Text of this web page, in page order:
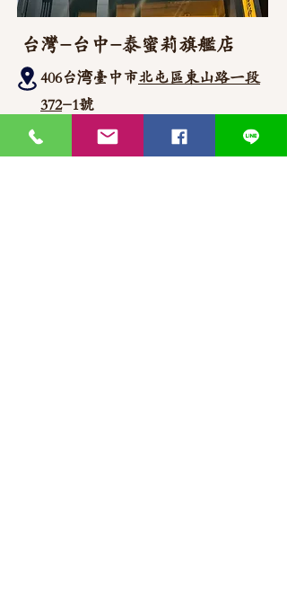
台灣-台中-泰蜜莉旗艦店
406台湾臺中市北屯區東山路一段
372-1號
官方Line聯繫 https://lin.ee/87JLU7V